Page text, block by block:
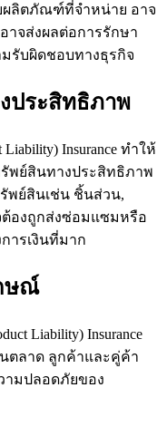
ลิตภัณฑ์ที่จำหน่าย อาจ
าจส่งผลต่อการรักษา
รับผิดชอบทางธุรกิจ
ประสิทธิภาพ
Insurance ทำให้
พย์สินทางประสิทธิภาพ
พย์สินเช่น ชิ้นส่วน,
ต้องถูกส่งซ่อมแซมหรือ
ารเงินที่มาก
ษณ์
Liability) Insurance
ตลาด ลูกค้าและคู่ค้า
มปลอดภัยของ